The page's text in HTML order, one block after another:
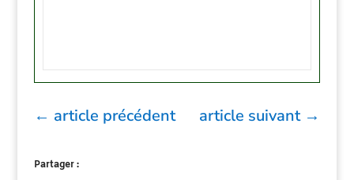
← article précédent article suivant→
Partager :